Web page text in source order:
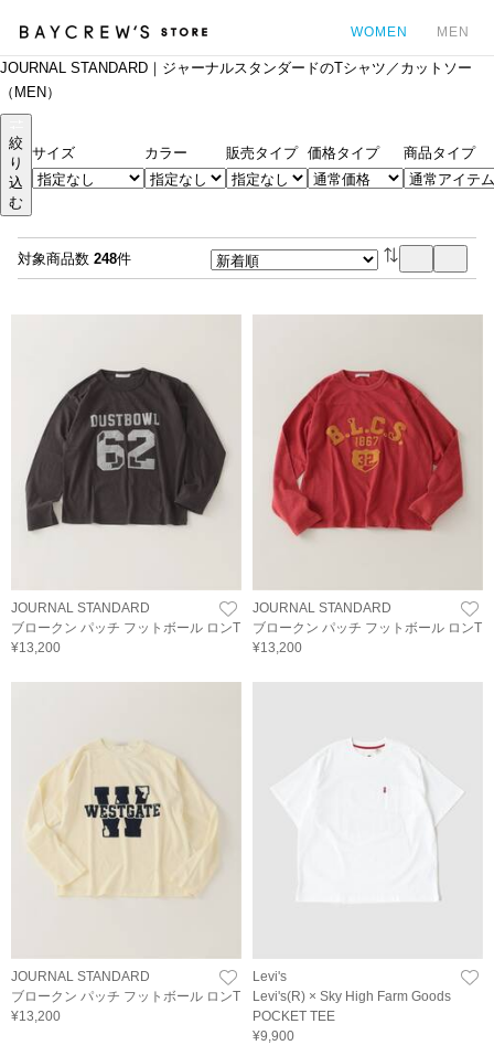
WOMEN MEN
JOURNAL STANDARD｜ジャーナルスタンダードのTシャツ／カットソー
（MEN）
絞
り
込
む
サイズ カラー 販売タイプ 価格タイプ 商品タイプ
対象商品数 248件
JOURNAL STANDARD
ブロークン パッチ フットボール ロンT
¥13,200
JOURNAL STANDARD
ブロークン パッチ フットボール ロンT
¥13,200
JOURNAL STANDARD
ブロークン パッチ フットボール ロンT
¥13,200
Levi's
Levi's(R) × Sky High Farm Goods
POCKET TEE
¥9,900